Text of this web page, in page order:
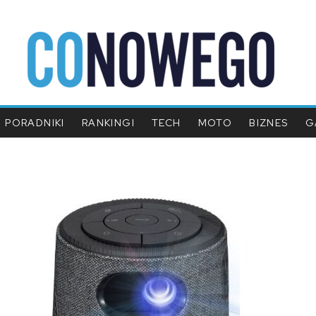
PORADNIKI RANKINGI TECH MOTO BIZNES